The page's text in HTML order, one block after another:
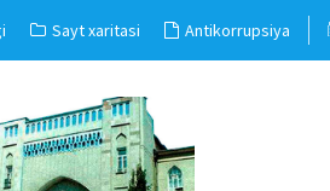
Sayt xaritasi Antikorrupsiya